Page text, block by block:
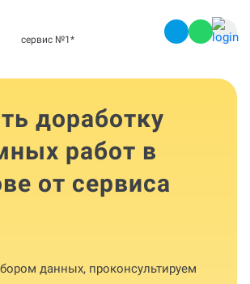
сервис №1 *
доработку
работ в
от сервиса
данных, проконсультируем